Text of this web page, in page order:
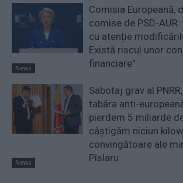
News
Comisia Europeană,
comise de PSD-
cu atenție
Există riscul unor
financiare”
News
Sabotaj grav al
tabăra anti-
pierdem 5 miliarde
câștigăm niciun
convingătoare ale
Pîslaru